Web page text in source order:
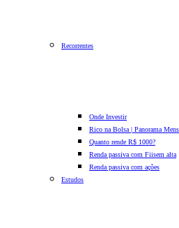
Recorrentes
Onde Investir
Rico na Bolsa | Panorama
Quanto rende R$ 1000?
Renda passiva com Fiisem alta
Renda passiva com ações
Estudos